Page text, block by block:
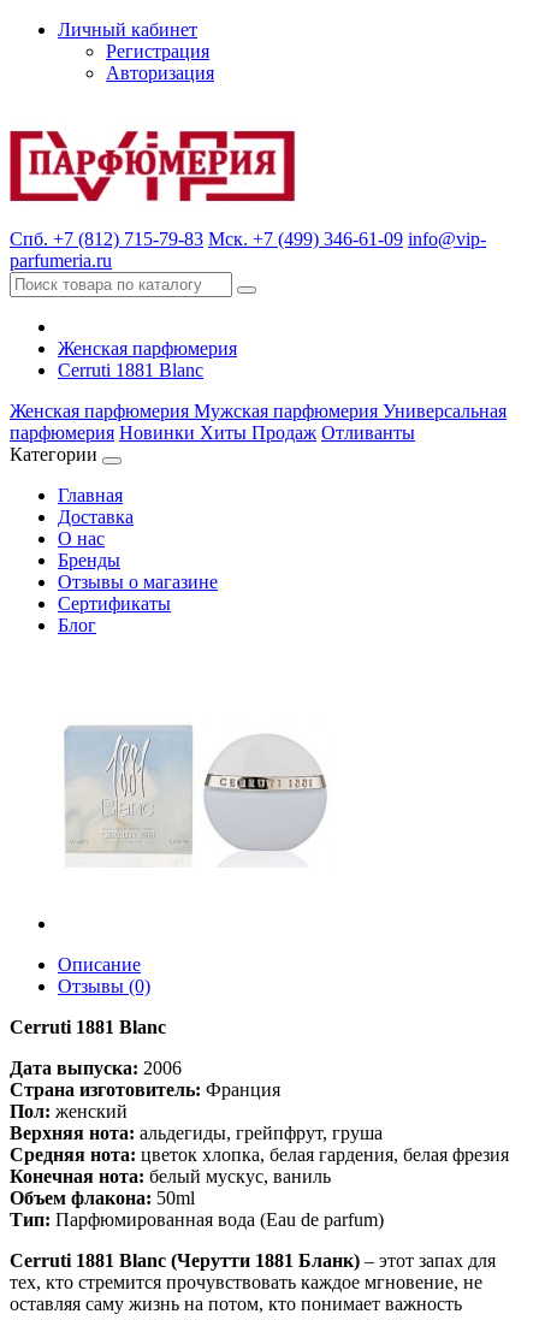
Личный кабинет
Регистрация
Авторизация
Спб. +7 (812) 715-79-83 Мск. +7 (499) 346-61-09 info@vip-
parfumeria.ru
Женская парфюмерия
Cerruti 1881 Blanc
Женская парфюмерия Мужская парфюмерия Универсальная
парфюмерия Новинки Хиты Продаж Отливанты
Категории
Главная
Доставка
О нас
Бренды
Отзывы о магазине
Сертификаты
Блог
Описание
Отзывы (0)
Cerruti 1881 Blanc
Дата выпуска: 2006
Страна изготовитель: Франция
Пол: женский
Верхняя нота: альдегиды, грейпфрут, груша
Средняя нота: цветок хлопка, белая гардения, белая фрезия
Конечная нота: белый мускус, ваниль
Объем флакона: 50ml
Тип: Парфюмированная вода (Eau de parfum)
Cerruti 1881 Blanc (Черутти 1881 Бланк) – этот запах для
тех, кто стремится прочувствовать каждое мгновение, не
оставляя саму жизнь на потом, кто понимает важность